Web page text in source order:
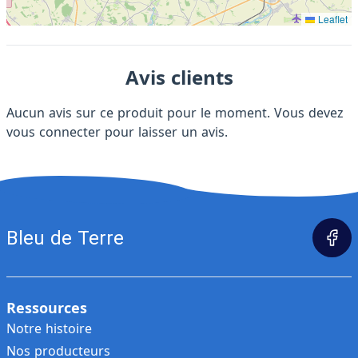
Leaflet
Avis clients
Aucun avis sur ce produit pour le moment. Vous devez
vous connecter pour laisser un avis.
Bleu de Terre
Ressources
Notre histoire
Nos producteurs